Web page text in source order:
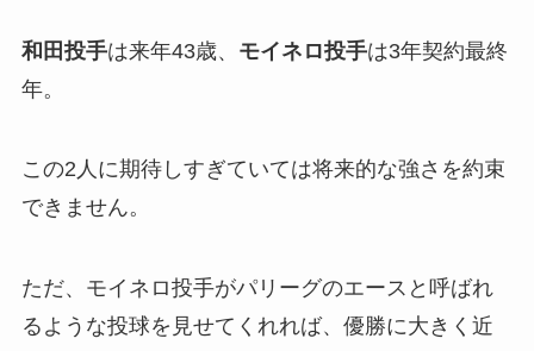
和田投手は来年43歳、 モイネロ投手は3年契約最終
年。
この2人に期待しすぎていては将来的な強さを約束
できません。
ただ、モイネロ投手がパリーグのエースと呼ばれ
るような投球を見せてくれれば、優勝に大きく近